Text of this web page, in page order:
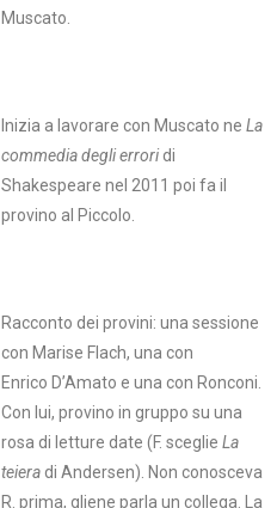
Muscato.
Inizia a lavorare con Muscato ne La
commedia degli errori di
Shakespeare nel 2011 poi fa il
provino al Piccolo.
Racconto dei provini: una sessione
con Marise Flach, una con
Enrico D’Amato e una con Ronconi.
Con lui, provino in gruppo su una
rosa di letture date (F. sceglie La
teiera di Andersen). Non conosceva
R. prima, gliene parla un collega. La